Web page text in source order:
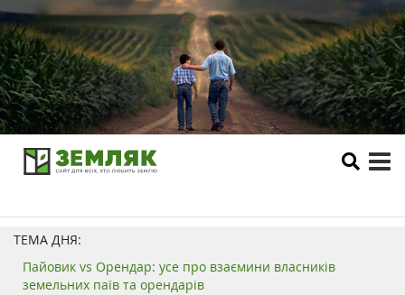
ТЕМА ДНЯ:
Пайовик vs Орендар: усе про взаємини власників
земельних паїв та орендарів